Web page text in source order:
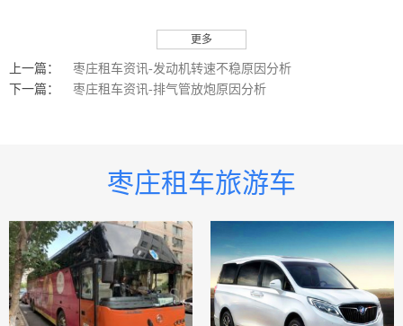
更多
上一篇： 枣庄租车资讯-发动机转速不稳原因分析
下一篇： 枣庄租车资讯-排气管放炮原因分析
枣庄租车旅游车